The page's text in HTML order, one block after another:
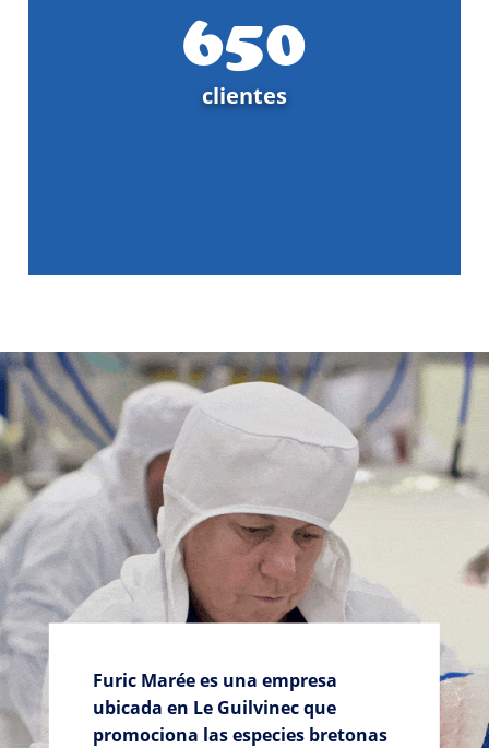
650
clientes
Furic Marée es una empresa
ubicada en Le Guilvinec que
promociona las especies bretonas